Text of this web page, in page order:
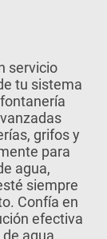
servicio
tu sistema
grifos y
para
agua,
siempre
Confía en
efectiva
agua.